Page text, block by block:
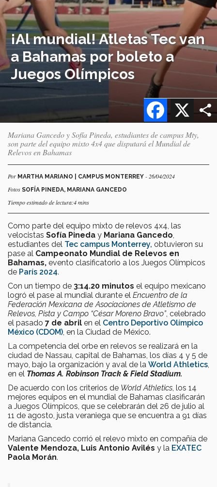
¡Al mundial! Atletas Tec van
a Bahamas por boleto a
Juegos Olímpicos
X
Facebook
Mariana Gancedo y Sofía Pineda, estudiantes de campus Mty,
son parte del equipo mixto 4x4 que disputará el Mundial de
Relevos en Bahamas
Por MARTHA MARIANO | CAMPUS MONTERREY - 26/04/2024
Fotos SOFÍA PINEDA, MARIANA GANCEDO
Tiempo estimado de lectura:4 mins
Como parte del equipo mixto de relevos 4x4, las
velocistas Sofía Pineda y Mariana Gancedo
estudiantes del Tec campus Monterrey, obtuvieron su
pase al Campeonato Mundial de Relevos en
Bahamas, evento clasificatorio a los Juegos Olímpicos
de París 2024.
Con un tiempo de 3:14.20 minutos el equipo mexicano
logró el pase al mundial durante el Encuentro de la
Federación Mexicana de Asociaciones de Atletismo de
Relevos, Pista y Campo “César Moreno Bravo”, celebrado
el pasado 7 de abril en el Centro Deportivo Olímpico
México (CDOM) , en la Ciudad de México.
La competencia del orbe en relevos se realizará en la
ciudad de Nassau, capital de Bahamas, los días 4 y 5 de
mayo, bajo la organización y aval de la World Athletics
en el Thomas A. Robinson Track & Field Stadium.
De acuerdo con los criterios de World Athletics , los 14
mejores equipos en el mundial de Bahamas clasificarán
a Juegos Olímpicos, que se celebrarán del 26 de julio al
11 de agosto, justa veraniega que se encuentra a 91 días
de distancia.
Mariana Gancedo corrió el relevo mixto en compañía de
Valente Mendoza, Luis Antonio Avilés y la EXATEC
Paola Morán.